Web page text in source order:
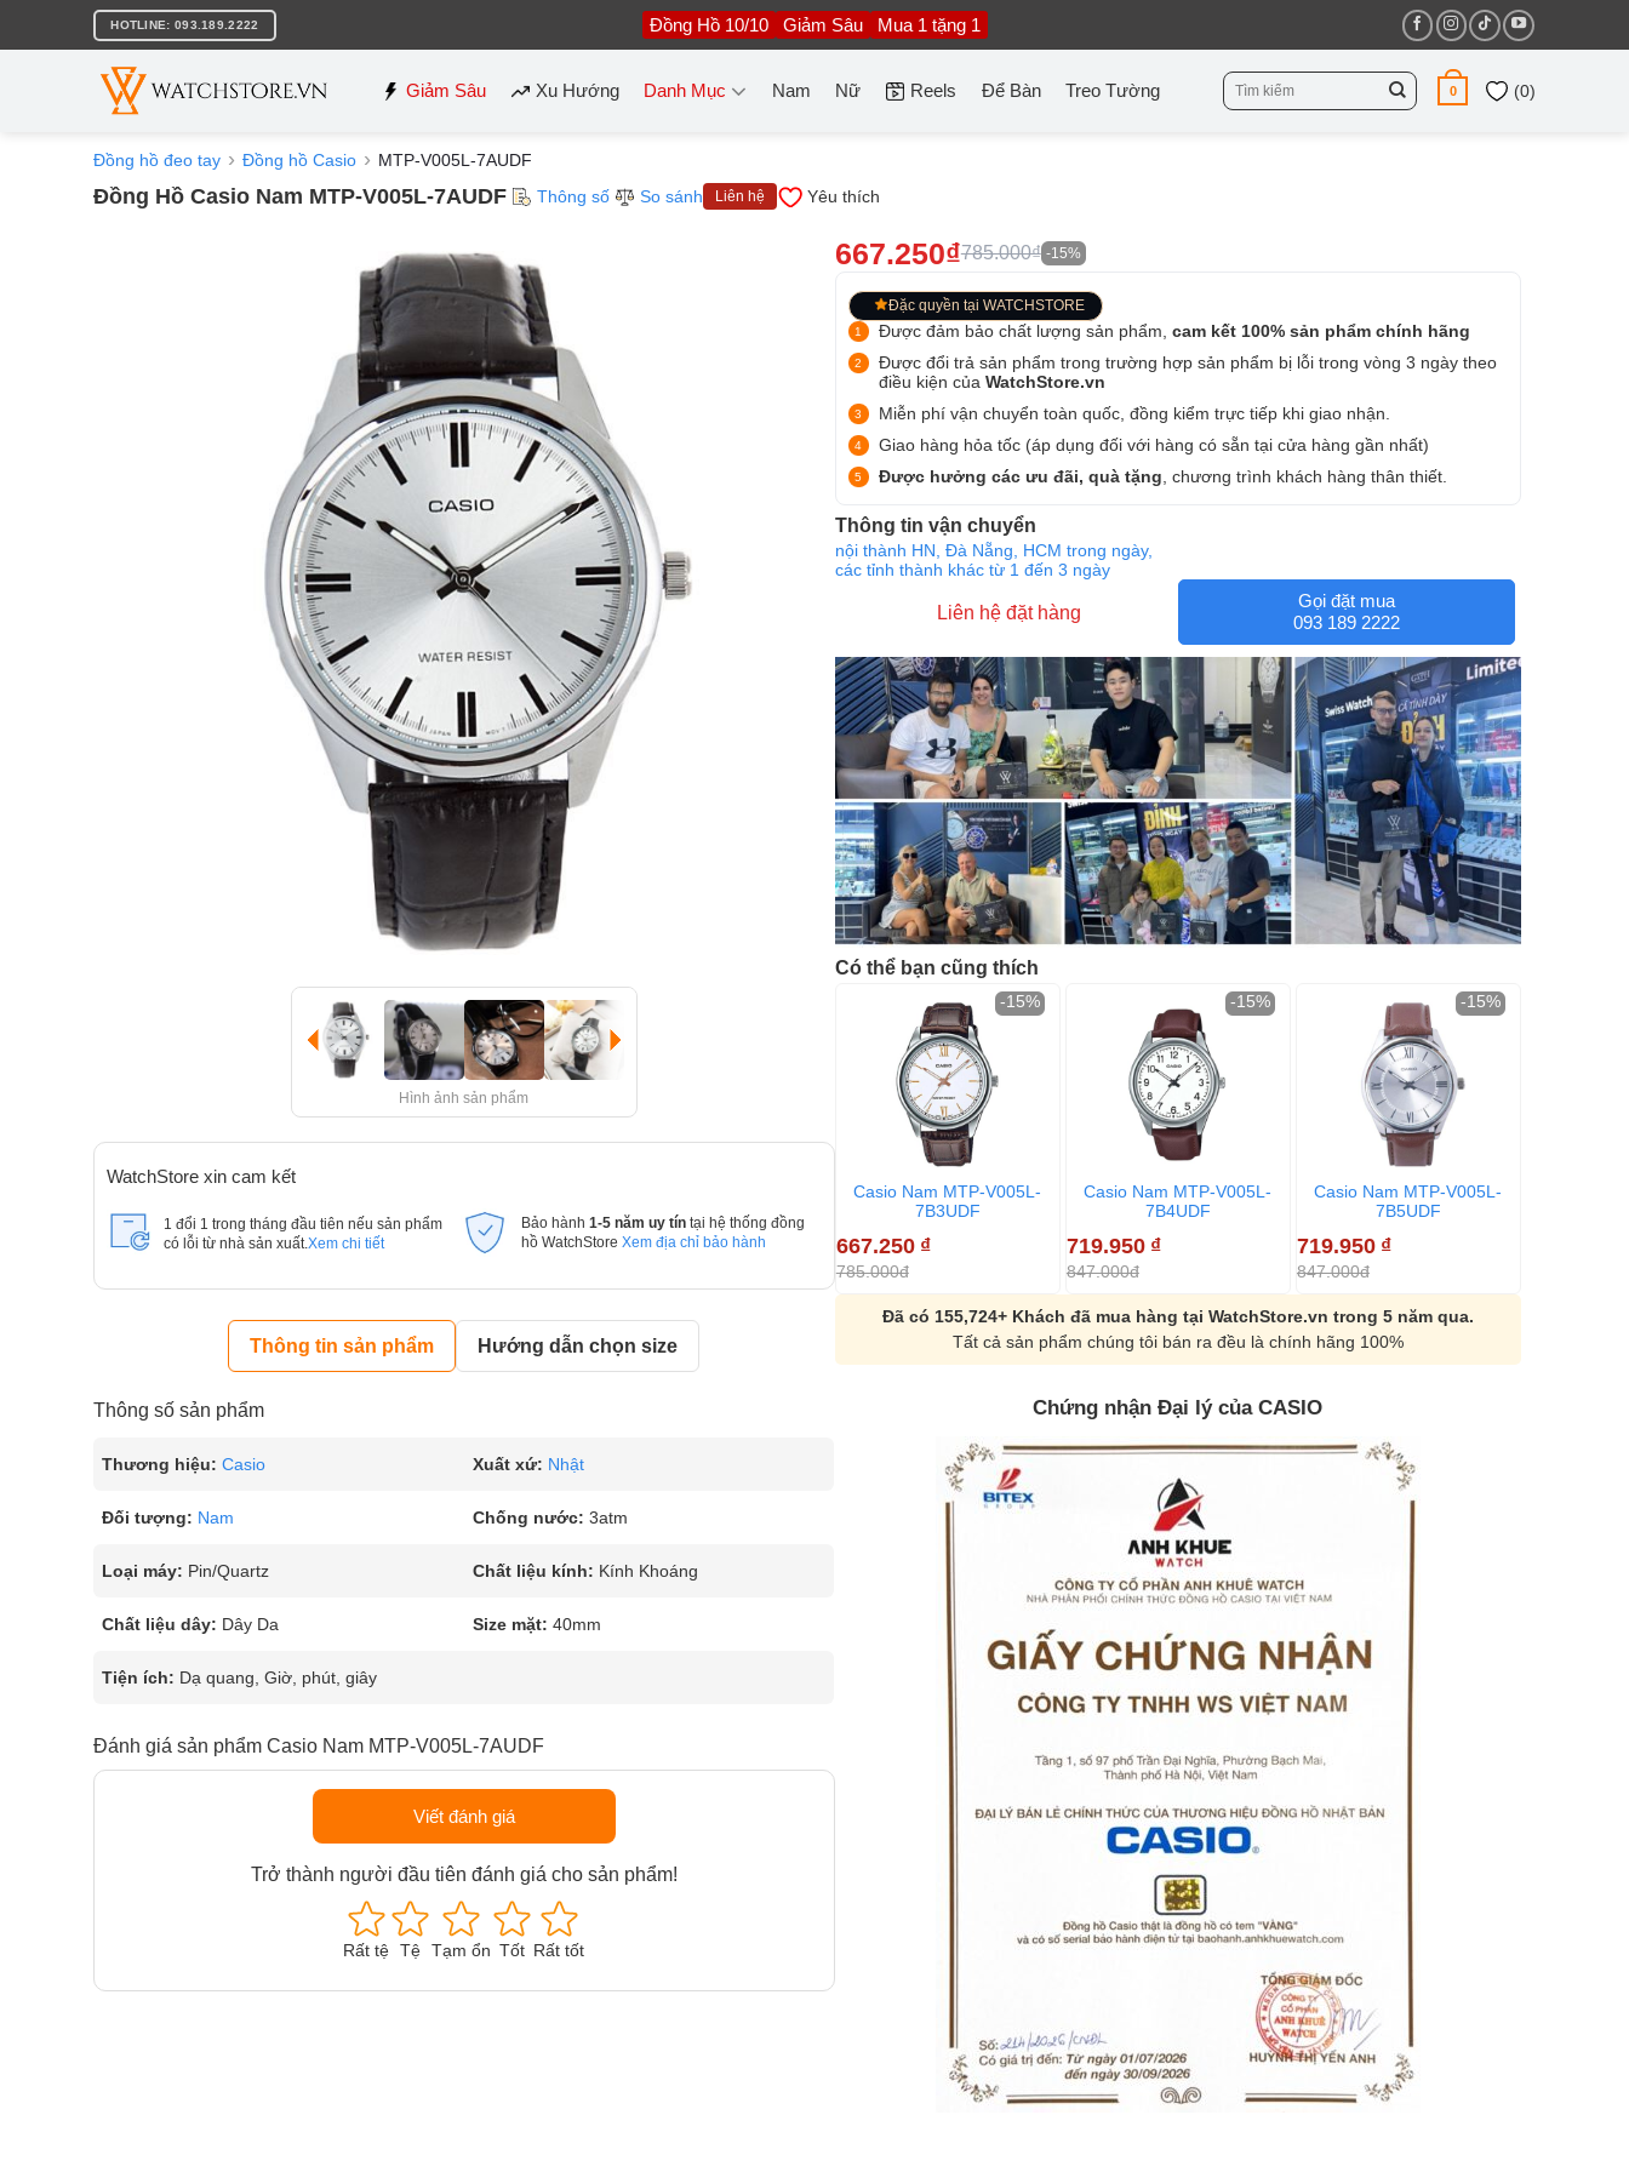
nội
HOTLINE: 093.189.2222 Đồng Hồ 10/10 Giảm Sâu Mua 1 tặng 1
Giảm Sâu Xu Hướng Danh Mục Nam Nữ Reels Để Bàn Treo Tường
Tìm
kiếm:
0 (0)
Đồng hồ đeo tay Đồng hồ Casio MTP-V005L-7AUDF
Đồng Hồ Casio Nam MTP-V005L-7AUDF Thông số So sánh Liên hệ Yêu thích
Hình ảnh sản phẩm
WatchStore xin cam kết
1 đổi 1 trong tháng đầu tiên nếu sản phẩm
có lỗi từ nhà sản xuất. Xem chi tiết
Bảo hành 1-5 năm uy tín tại hệ thống đồng
hồ WatchStore Xem địa chỉ bảo hành
Thông tin sản phẩm Hướng dẫn chọn size
Thông số sản phẩm
Thương hiệu: Casio Xuất xứ: Nhật
Đối tượng: Nam Chống nước: 3atm
Loại máy: Pin/Quartz Chất liệu kính: Kính Khoáng
Chất liệu dây: Dây Da Size mặt: 40mm
Tiện ích: Dạ quang, Giờ, phút, giây
Đánh giá sản phẩm Casio Nam MTP-V005L-7AUDF
Viết đánh giá
Trở thành người đầu tiên đánh giá cho sản phẩm!
Rất tệ Tệ Tạm ổn Tốt Rất tốt
667.250₫785.000₫ -15%
Đặc quyền tại WATCHSTORE
Được đảm bảo chất lượng sản phẩm, cam kết 100% sản phẩm chính hãng
Được đổi trả sản phẩm trong trường hợp sản phẩm bị lỗi trong vòng 3 ngày theo
điều kiện của WatchStore.vn
Miễn phí vận chuyển toàn quốc, đồng kiểm trực tiếp khi giao nhận.
Giao hàng hỏa tốc (áp dụng đối với hàng có sẵn tại cửa hàng gần nhất)
Được hưởng các ưu đãi, quà tặng , chương trình khách hàng thân thiết.
Thông tin vận chuyển
nội thành HN, Đà Nẵng, HCM trong ngày,
các tỉnh thành khác từ 1 đến 3 ngày
Liên hệ đặt hàng
Gọi đặt mua
093 189 2222
Có thể bạn cũng thích
Casio Nam MTP-V005L-
7B3UDF
667.250 ₫
785.000đ
-15%
Casio Nam MTP-V005L-
7B4UDF
719.950 ₫
847.000đ
-15%
Casio Nam MTP-V005L-
7B5UDF
719.950 ₫
847.000đ
-15%
Đã có 155,724+ Khách đã mua hàng tại WatchStore.vn trong 5 năm qua.
Tất cả sản phẩm chúng tôi bán ra đều là chính hãng 100%
Chứng nhận Đại lý của CASIO